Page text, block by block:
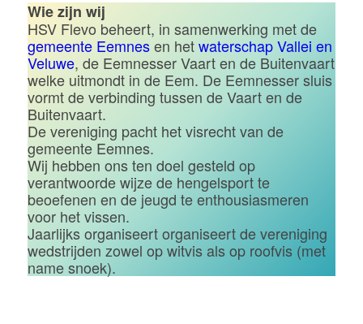
Wie zijn wij
HSV Flevo beheert, in samenwerking met de
gemeente Eemnesen hetwaterschap Vallei en
Veluwe, de Eemnesser Vaart en de Buitenvaart
welke uitmondt in de Eem. De Eemnesser sluis
vormt de verbinding tussen de Vaart en de
Buitenvaart.
De vereniging pacht het visrecht van de
gemeente Eemnes.
Wij hebben ons ten doel gesteld op
verantwoorde wijze de hengelsport te
beoefenen en de jeugd te enthousiasmeren
voor het vissen.
Jaarlijks organiseert organiseert de vereniging
wedstrijden zowel op witvis als op roofvis (met
name snoek).